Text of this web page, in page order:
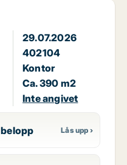
29.07.2026
402104
Kontor
Ca. 390 m2
Inte angivet